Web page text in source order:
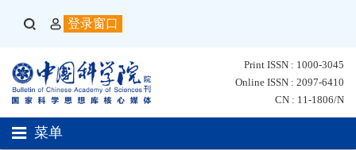
登录窗口
Print ISSN : 1000-3045
Online ISSN : 2097-6410
CN : 11-1806/N
菜单